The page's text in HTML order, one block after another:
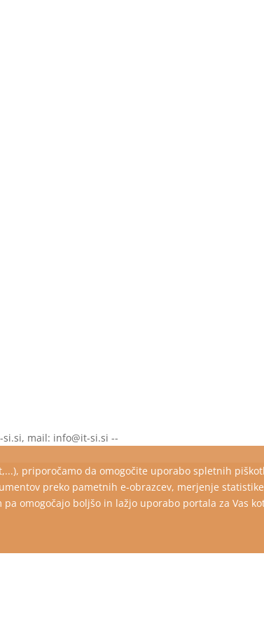
mail: info@it-si.si --
priporočamo da omogočite uporabo spletnih
preko pametnih e-obrazcev, merjenje
omogočajo boljšo in lažjo uporabo portala za Vas